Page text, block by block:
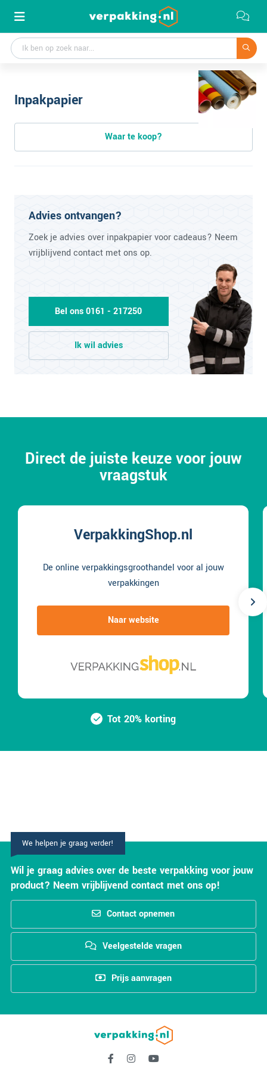
Inpakpapier
Waar te koop?
Advies ontvangen?
Zoek je advies over inpakpapier voor cadeaus? Neem
vrijblijvend contact met ons op.
Bel ons 0161 - 217250
Ik wil advies
Direct de juiste keuze voor jouw
vraagstuk
VerpakkingShop.nl
De online verpakkingsgroothandel voor al jouw
verpakkingen
Naar website
Tot 20% korting
We helpen je graag verder!
Wil je graag advies over de beste verpakking voor jouw
product? Neem vrijblijvend contact met ons op!
Contact opnemen
Veelgestelde vragen
Prijs aanvragen